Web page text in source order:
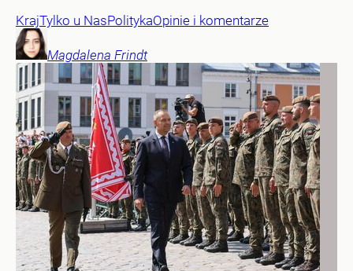
KrajTylko u NasPolitykaOpinie i komentarze
Magdalena Frindt